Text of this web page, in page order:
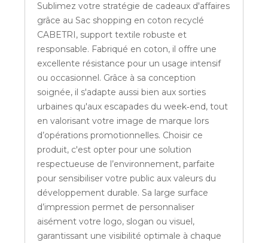
Sublimez votre stratégie de cadeaux d'affaires
grâce au Sac shopping en coton recyclé
CABETRI, support textile robuste et
responsable. Fabriqué en coton, il offre une
excellente résistance pour un usage intensif
ou occasionnel. Grâce à sa conception
soignée, il s'adapte aussi bien aux sorties
urbaines qu'aux escapades du week‑end, tout
en valorisant votre image de marque lors
d’opérations promotionnelles. Choisir ce
produit, c'est opter pour une solution
respectueuse de l’environnement, parfaite
pour sensibiliser votre public aux valeurs du
développement durable. Sa large surface
d’impression permet de personnaliser
aisément votre logo, slogan ou visuel,
garantissant une visibilité optimale à chaque